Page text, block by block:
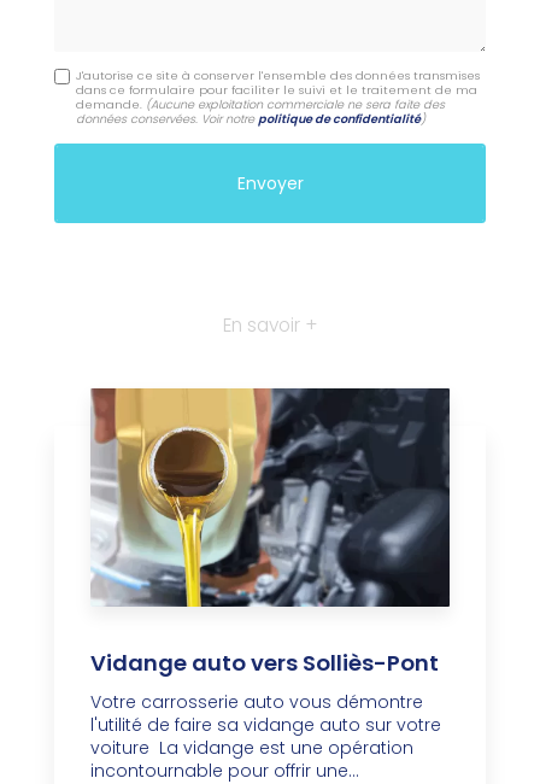
J'autorise ce site à conserver l'ensemble des données transmises
dans ce formulaire pour faciliter le suivi et le traitement de ma
demande. (Aucune exploitation commerciale ne sera faite des
données conservées. Voir notre politique de confidentialité)
En savoir +
Vidange auto vers Solliès-Pont
Votre carrosserie auto vous démontre
l'utilité de faire sa vidange auto sur votre
voiture La vidange est une opération
incontournable pour offrir une...